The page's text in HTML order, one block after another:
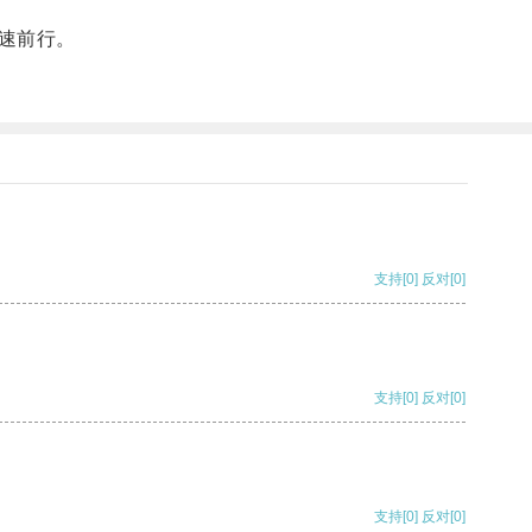
前行。
支持[0] 反对[0]
支持[0] 反对[0]
支持[0] 反对[0]